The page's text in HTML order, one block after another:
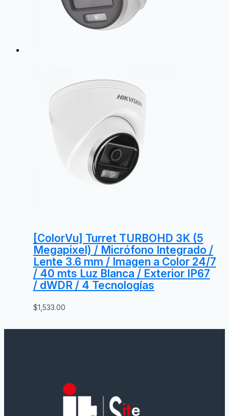
[ColorVu] Turret TURBOHD 3K (5
Megapixel) / Micrófono Integrado /
Lente 3.6 mm / Imagen a Color 24/7
/ 40 mts Luz Blanca / Exterior IP67
/ dWDR / 4 Tecnologías
$1,533.00